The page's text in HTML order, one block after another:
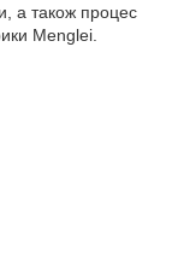
а також процес
Menglei.